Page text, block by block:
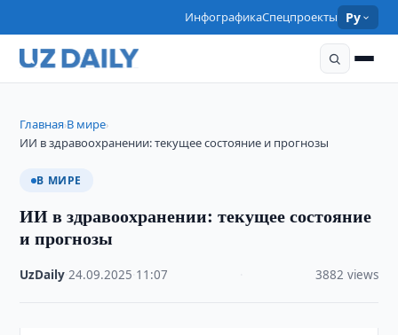
ИнфографикаСпецпроекты Ру
Главная›В мире›
ИИ в здравоохранении: текущее состояние и прогнозы
В МИРЕ
ИИ в здравоохранении: текущее состояние
и прогнозы
UzDaily ·24.09.2025 11:07 3882 views